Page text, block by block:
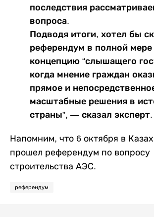
последствия
вопроса.
Подводя итоги, хотел бы
референдум в полной мере
концепцию “слышащего
когда мнение граждан
прямое и
масштабные решения в
страны”, — сказал эксперт.
Напомним, что 6 октября в
прошел референдум по вопросу
строительства АЭС.
референдум